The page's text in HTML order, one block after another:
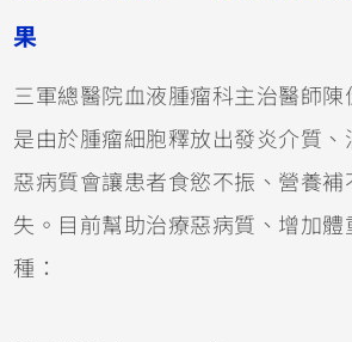
果
三軍總醫院血液腫瘤科主治醫師陳
是由於腫瘤細胞釋放出發炎介質、
惡病質會讓患者食慾不振、營養補
失。目前幫助治療惡病質、增加體
種：